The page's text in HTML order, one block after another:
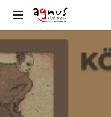
Agnus
Rádió
Kolozsvár
közösségi
rádiója